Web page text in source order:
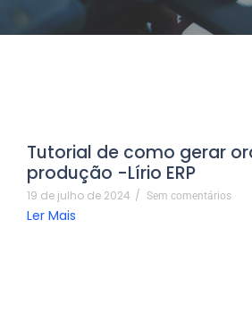
Tutorial de como gerar
produção -Lírio ERP
19 de julho de 2024 / Sem comentários
Ler Mais